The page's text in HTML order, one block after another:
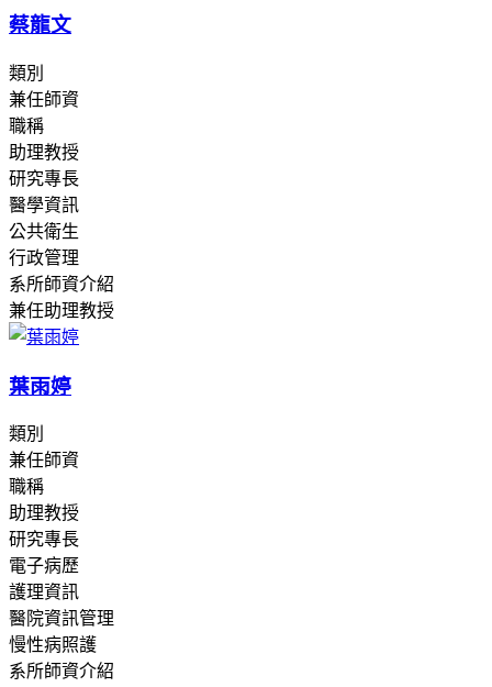
蔡龍文
類別
兼任師資
職稱
助理教授
研究專長
醫學資訊
公共衛生
行政管理
系所師資介紹
兼任助理教授
葉雨婷
類別
兼任師資
職稱
助理教授
研究專長
電子病歷
護理資訊
醫院資訊管理
慢性病照護
系所師資介紹